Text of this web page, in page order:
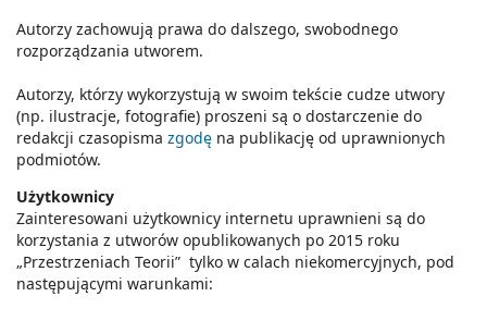
Autorzy zachowują prawa do dalszego, swobodnego
rozporządzania utworem.
Autorzy, którzy wykorzystują w swoim tekście cudze utwory
(np. ilustracje, fotografie) proszeni są o dostarczenie do
redakcji czasopisma zgodę na publikację od uprawnionych
podmiotów.
Użytkownicy
Zainteresowani użytkownicy internetu uprawnieni są do
korzystania z utworów opublikowanych po 2015 roku
„Przestrzeniach Teorii” tylko w calach niekomercyjnych, pod
następującymi warunkami: